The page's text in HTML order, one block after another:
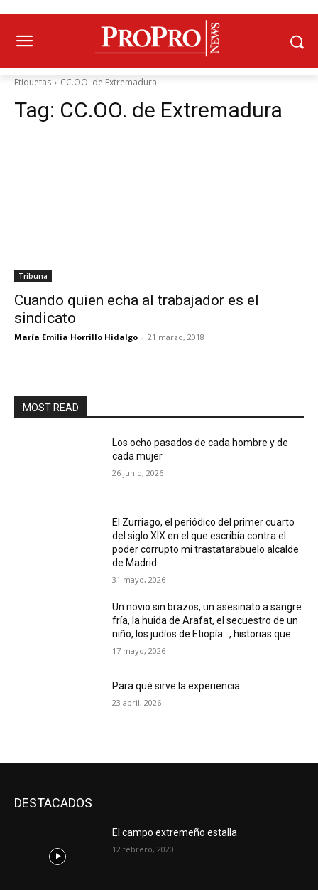
Etiquetas CC.OO. de Extremadura
Tag: CC.OO. de Extremadura
Tribuna
Cuando quien echa al trabajador es el
sindicato
María Emilia Horrillo Hidalgo - 21 marzo, 2018
MOST READ
Los ocho pasados de cada hombre y de
cada mujer
26 junio, 2026
El Zurriago, el periódico del primer cuarto
del siglo XIX en el que escribía contra el
poder corrupto mi trastatarabuelo alcalde
de Madrid
31 mayo, 2026
Un novio sin brazos, un asesinato a sangre
fría, la huida de Arafat, el secuestro de un
niño, los judíos de Etiopía…, historias que...
17 mayo, 2026
Para qué sirve la experiencia
23 abril, 2026
DESTACADOS
El campo extremeño estalla
12 febrero, 2020